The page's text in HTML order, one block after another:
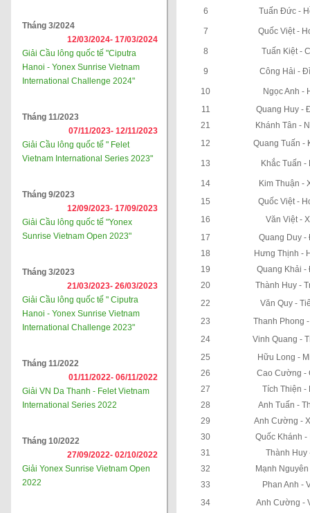
Tháng 3/2024
12/03/2024- 17/03/2024
Giải Cầu lông quốc tế "Ciputra
Hanoi - Yonex Sunrise Vietnam
International Challenge 2024"
Tháng 11/2023
07/11/2023- 12/11/2023
Giải Cầu lông quốc tế " Felet
Vietnam International Series 2023"
Tháng 9/2023
12/09/2023- 17/09/2023
Giải Cầu lông quốc tế "Yonex
Sunrise Vietnam Open 2023"
Tháng 3/2023
21/03/2023- 26/03/2023
Giải Cầu lông quốc tế " Ciputra
Hanoi - Yonex Sunrise Vietnam
International Challenge 2023"
Tháng 11/2022
01/11/2022- 06/11/2022
Giải VN Da Thanh - Felet Vietnam
International Series 2022
Tháng 10/2022
27/09/2022- 02/10/2022
Giải Yonex Sunrise Vietnam Open
2022
6 Tuấn Đức -
7 Quốc Việt -
8 Tuấn Kiệt -
9 Công Hải -
10
Ngọc Anh -
11
Quang Huy -
21
Khánh Tân -
12
Quang Tuấn -
13 Khắc Tuấn -
14
Kim Thuận -
15
Quốc Việt -
16
Văn Việt -
17
Quang Duy -
18
Hưng Thịnh -
19
Quang Khải -
20
Thành Huy -
22
Văn Quy -
23
Thanh Phong
24
Vinh Quang -
25
Hữu Long -
26
Cao Cường -
27
Tích Thiện -
28
Anh Tuấn -
29
Anh Cường -
30
Quốc Khánh -
31
Thành Huy
32
Mạnh
33
Phan Anh -
34
Anh Cường -